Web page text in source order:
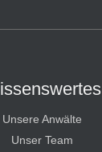
Unsere Anwälte
Unser Team